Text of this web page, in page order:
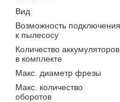
Вид
Возможность подключения
к пылесосу
Количество аккумуляторов
в комплекте
Макс. диаметр фрезы
Макс. количество
оборотов